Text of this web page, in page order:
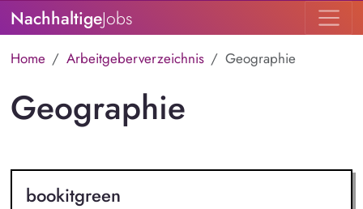
NachhaltigeJobs
Home Arbeitgeberverzeichnis Geographie
Geographie
bookitgreen